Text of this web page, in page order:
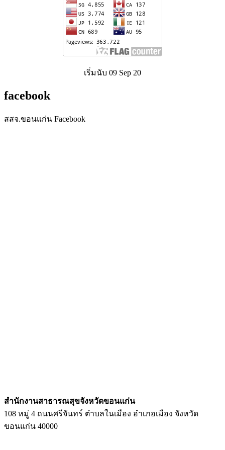
เริ่มนับ 09 Sep 20
facebook
สสจ.ขอนแก่น Facebook
สํานักงานสาธารณสุขจังหวัดขอนแก่น
108 หมู่ 4 ถนนศรีจันทร์ ตำบลในเมือง อำเภอเมือง จังหวัด
ขอนแก่น 40000